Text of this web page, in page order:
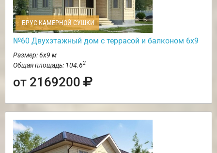
БРУС КАМЕРНОЙ СУШКИ
№60 Двухэтажный дом с террасой и балконом 6х9
Размер: 6х9 м
Общая площадь: 104.62
от 2169200